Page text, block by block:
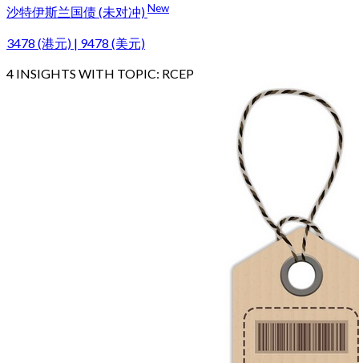
沙特伊斯兰国债 (未对冲)New
3478 (港元) | 9478 (美元)
4 INSIGHTS WITH TOPIC: RCEP